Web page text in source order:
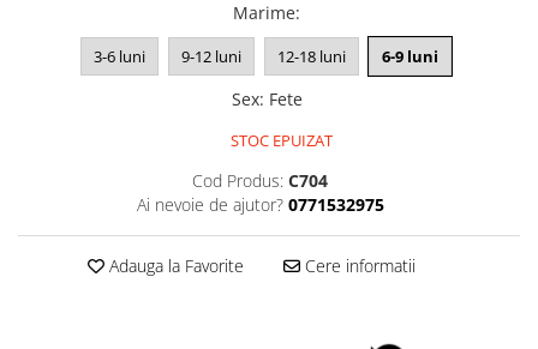
Marime:
3-6 luni 9-12 luni 12-18 luni 6-9 luni
Sex: Fete
STOC EPUIZAT
Cod Produs: C704
Ai nevoie de ajutor? 0771532975
Adauga la Favorite Cere informatii